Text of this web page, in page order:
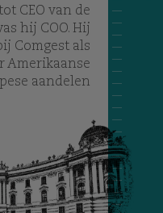
CEO van de
hij COO. Hij
Comgest als
Amerikaanse
aandelen